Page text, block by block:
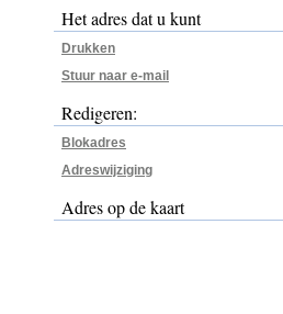
Het adres dat u kunt
Drukken
Stuur naar e-mail
Redigeren:
Blokadres
Adreswijziging
Adres op de kaart